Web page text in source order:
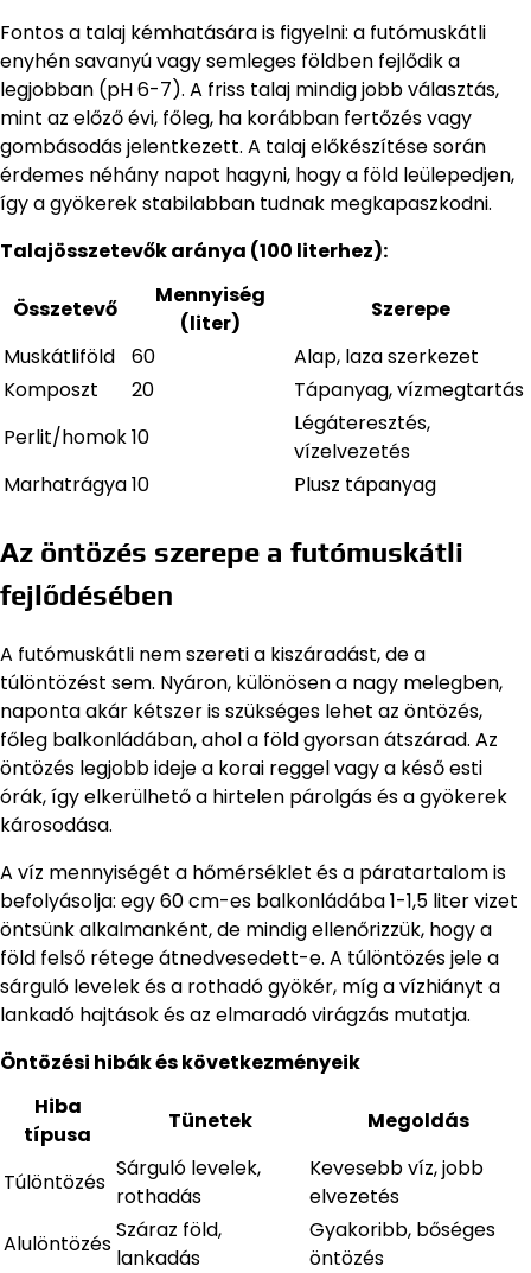
Fontos a talaj kémhatására is figyelni: a futómuskátli
enyhén savanyú vagy semleges földben fejlődik a
legjobban (pH 6-7). A friss talaj mindig jobb választás,
mint az előző évi, főleg, ha korábban fertőzés vagy
gombásodás jelentkezett. A talaj előkészítése során
érdemes néhány napot hagyni, hogy a föld leülepedjen,
így a gyökerek stabilabban tudnak megkapaszkodni.
Talajösszetevők aránya (100 literhez):
Összetevő
Mennyiség
(liter)
Szerepe
Muskátliföld
60
Alap, laza szerkezet
Komposzt
20
Tápanyag, vízmegtartás
Perlit/homok10
Légáteresztés,
vízelvezetés
Marhatrágya10 Plusz tápanyag
Az öntözés szerepe a futómuskátli
fejlődésében
A futómuskátli nem szereti a kiszáradást, de a
túlöntözést sem. Nyáron, különösen a nagy melegben,
naponta akár kétszer is szükséges lehet az öntözés,
főleg balkonládában, ahol a föld gyorsan átszárad. Az
öntözés legjobb ideje a korai reggel vagy a késő esti
órák, így elkerülhető a hirtelen párolgás és a gyökerek
károsodása.
A víz mennyiségét a hőmérséklet és a páratartalom is
befolyásolja: egy 60 cm-es balkonládába 1-1,5 liter vizet
öntsünk alkalmanként, de mindig ellenőrizzük, hogy a
föld felső rétege átnedvesedett-e. A túlöntözés jele a
sárguló levelek és a rothadó gyökér, míg a vízhiányt a
lankadó hajtások és az elmaradó virágzás mutatja.
Öntözési hibák és következményeik
Hiba
típusa
Tünetek Megoldás
Túlöntözés
Sárguló levelek,
rothadás
Kevesebb víz, jobb
elvezetés
Alulöntözés
Száraz föld,
lankadás
Gyakoribb, bőséges
öntözés